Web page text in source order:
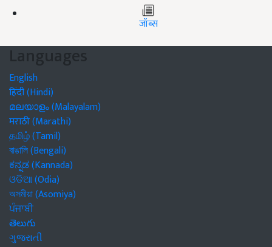
जॉब्स
Languages
English
हिंदी (Hindi)
മലയാളം (Malayalam)
मराठी (Marathi)
தமிழ் (Tamil)
বাঙালি (Bengali)
ಕನ್ನಡ (Kannada)
ଓଡିଆ (Odia)
অসমীয়া (Asomiya)
ਪੰਜਾਬੀ
తెలుగు
ગુજરાતી